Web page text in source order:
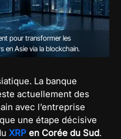
pour transformer les
en Asie via la blockchain.
La banque
actuellement des
avec l’entreprise
une étape décisive
XRP en Corée du Sud.